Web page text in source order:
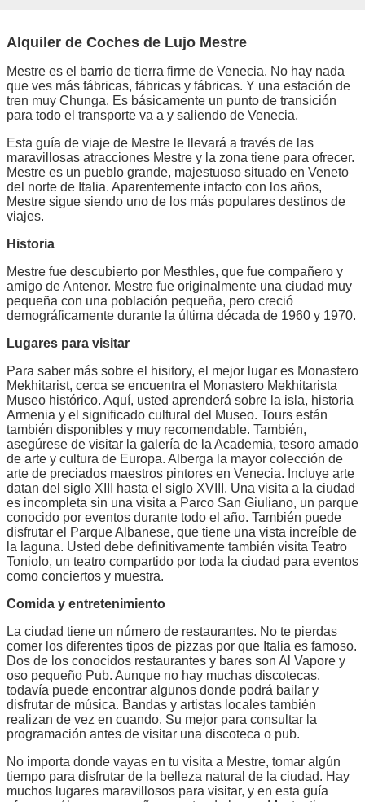
Alquiler de Coches de Lujo Mestre
Mestre es el barrio de tierra firme de Venecia. No hay nada
que ves más fábricas, fábricas y fábricas. Y una estación de
tren muy Chunga. Es básicamente un punto de transición
para todo el transporte va a y saliendo de Venecia.
Esta guía de viaje de Mestre le llevará a través de las
maravillosas atracciones Mestre y la zona tiene para ofrecer.
Mestre es un pueblo grande, majestuoso situado en Veneto
del norte de Italia. Aparentemente intacto con los años,
Mestre sigue siendo uno de los más populares destinos de
viajes.
Historia
Mestre fue descubierto por Mesthles, que fue compañero y
amigo de Antenor. Mestre fue originalmente una ciudad muy
pequeña con una población pequeña, pero creció
demográficamente durante la última década de 1960 y 1970.
Lugares para visitar
Para saber más sobre el hisitory, el mejor lugar es Monastero
Mekhitarist, cerca se encuentra el Monastero Mekhitarista
Museo histórico. Aquí, usted aprenderá sobre la isla, historia
Armenia y el significado cultural del Museo. Tours están
también disponibles y muy recomendable. También,
asegúrese de visitar la galería de la Academia, tesoro amado
de arte y cultura de Europa. Alberga la mayor colección de
arte de preciados maestros pintores en Venecia. Incluye arte
datan del siglo XIII hasta el siglo XVIII. Una visita a la ciudad
es incompleta sin una visita a Parco San Giuliano, un parque
conocido por eventos durante todo el año. También puede
disfrutar el Parque Albanese, que tiene una vista increíble de
la laguna. Usted debe definitivamente también visita Teatro
Toniolo, un teatro compartido por toda la ciudad para eventos
como conciertos y muestra.
Comida y entretenimiento
La ciudad tiene un número de restaurantes. No te pierdas
comer los diferentes tipos de pizzas por que Italia es famoso.
Dos de los conocidos restaurantes y bares son Al Vapore y
oso pequeño Pub. Aunque no hay muchas discotecas,
todavía puede encontrar algunos donde podrá bailar y
disfrutar de música. Bandas y artistas locales también
realizan de vez en cuando. Su mejor para consultar la
programación antes de visitar una discoteca o pub.
No importa donde vayas en tu visita a Mestre, tomar algún
tiempo para disfrutar de la belleza natural de la ciudad. Hay
muchos lugares maravillosos para visitar, y en esta guía